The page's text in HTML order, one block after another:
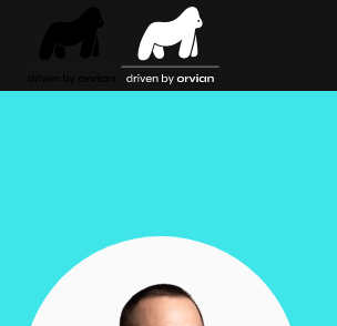
Skip to main content